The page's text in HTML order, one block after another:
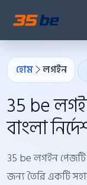
হোম লগইন
35 be
বাংলা
35 be লগইন পেজটি
জন্য তৈরি একটি